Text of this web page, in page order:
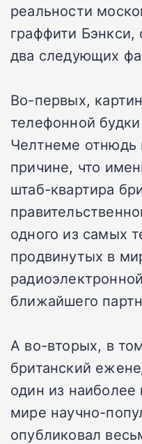
реальности
граффити Бэнкси,
два следующих
Во-первых,
телефонной
Челтнеме отнюдь
причине, что
штаб-квартира
одного из самых
продвинутых в
ближайшего
А во-вторых, в
британский
один из наиболее
мире научно-
опубликовал